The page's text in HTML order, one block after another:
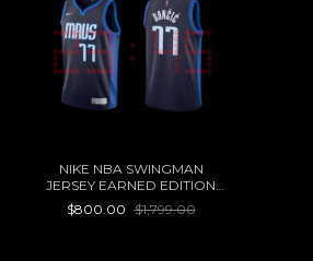
NIKE NBA SWINGMAN
JERSEY EARNED EDITION
DALLAS MAVERICKS LUKA
DONCIC
$800.00 $1,799.00